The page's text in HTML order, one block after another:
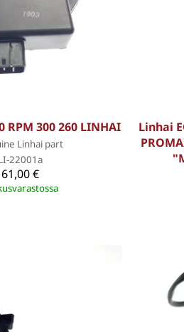
RPM 300 260 LINHAI
Linhai part
22001a
61,00 €
Linhai